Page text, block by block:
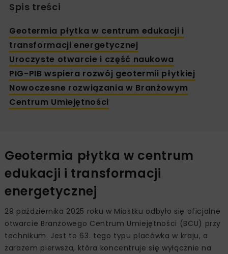
Spis treści
Geotermia płytka w centrum edukacji i
transformacji energetycznej
Uroczyste otwarcie i część naukowa
PIG-PIB wspiera rozwój geotermii płytkiej
Nowoczesne rozwiązania w Branżowym
Centrum Umiejętności
Geotermia płytka w centrum
edukacji i transformacji
energetycznej
29 października 2025 roku w Miastku odbyło się oficjalne
otwarcie Branżowego Centrum Umiejętności (BCU) przy
technikum. Jest to 63. tego typu placówka w kraju, a
zarazem pierwsza, która koncentruje się wyłącznie na